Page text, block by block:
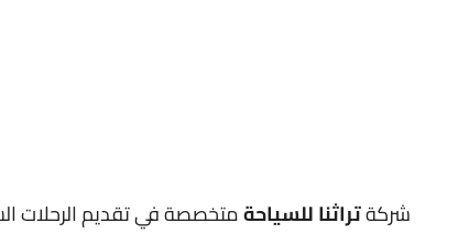
شركةتراثنا للسياحةمتخصصة في تقديم الرحلات